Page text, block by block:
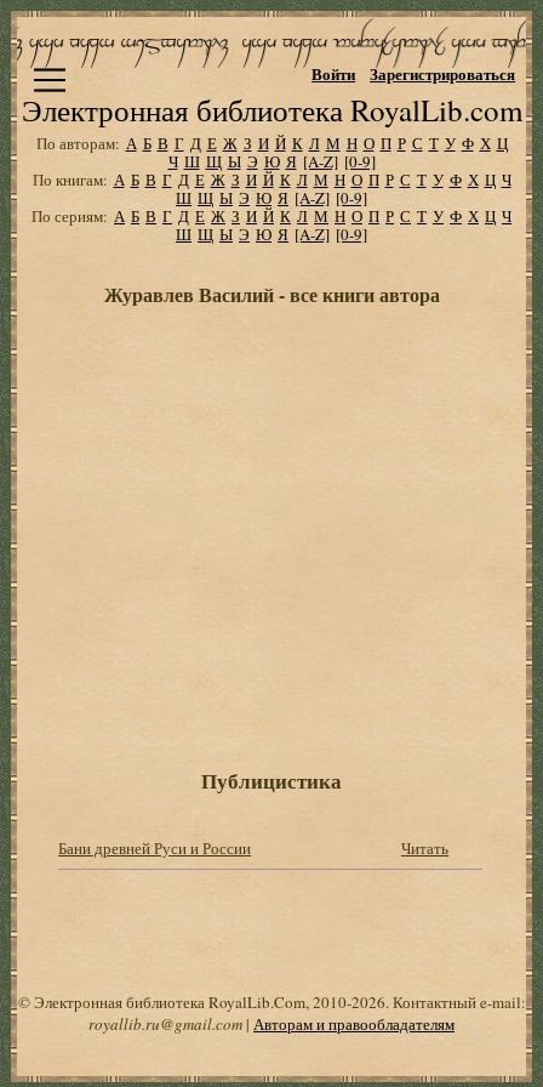
Электронная библиотека RoyalLib.com
Войти Зарегистрироваться
По авторам: А Б В Г Д Е Ж З И Й К Л М Н О П Р С Т У Ф Х Ц
Ч Ш Щ Ы Э Ю Я [A-Z] [0-9]
По книгам: А Б В Г Д Е Ж З И Й К Л М Н О П Р С Т У Ф Х Ц Ч
Ш Щ Ы Э Ю Я [A-Z] [0-9]
По сериям: А Б В Г Д Е Ж З И Й К Л М Н О П Р С Т У Ф Х Ц Ч
Ш Щ Ы Э Ю Я [A-Z] [0-9]
Журавлев Василий - все книги автора
Публицистика
Бани древней Руси и России Читать
© Электронная библиотека RoyalLib.Com, 2010-2026. Контактный e-mail:
royallib.ru@gmail.com| Авторам и правообладателям